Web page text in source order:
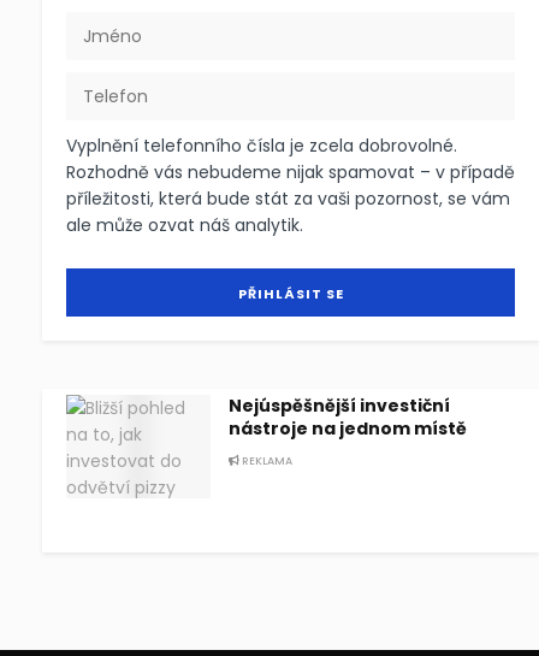
Vyplnění telefonního čísla je zcela dobrovolné.
Rozhodně vás nebudeme nijak spamovat – v případě
příležitosti, která bude stát za vaši pozornost, se vám
ale může ozvat náš analytik.
Nejúspěšnější investiční
nástroje na jednom místě
REKLAMA